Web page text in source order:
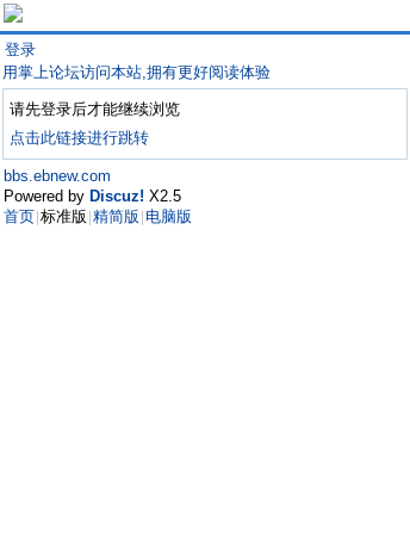
登录
用掌上论坛访问本站,拥有更好阅读体验
请先登录后才能继续浏览
点击此链接进行跳转
bbs.ebnew.com
Powered by Discuz! X2.5
首页 标准版 精简版 电脑版